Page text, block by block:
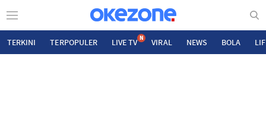
TERKINI TERPOPULER LIVE TV N VIRAL NEWS BOLA